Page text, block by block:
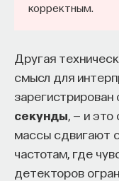
корректным.
Другая
смысл для
секунды , — и
массы сдвигают
частотам, где
детекторов